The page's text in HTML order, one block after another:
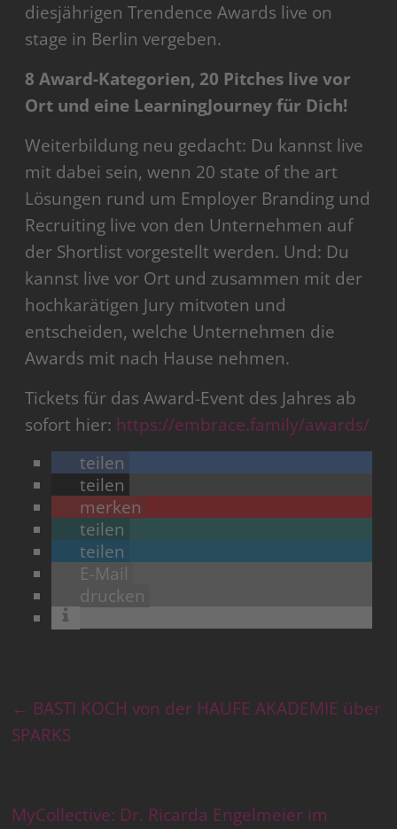
diesjährigen Trendence Awards live on
stage in Berlin vergeben.
8 Award-Kategorien, 20 Pitches live vor
Ort und eine LearningJourney für Dich!
Weiterbildung neu gedacht: Du kannst live
mit dabei sein, wenn 20 state of the art
Lösungen rund um Employer Branding und
Recruiting live von den Unternehmen auf
der Shortlist vorgestellt werden. Und: Du
kannst live vor Ort und zusammen mit der
hochkarätigen Jury mitvoten und
entscheiden, welche Unternehmen die
Awards mit nach Hause nehmen.
Tickets für das Award-Event des Jahres ab
sofort hier: https://embrace.family/awards/
teilen
teilen
merken
teilen
teilen
E-Mail
drucken
← BASTI KOCH von der HAUFE AKADEMIE über
SPARKS
MyCollective: Dr. Ricarda Engelmeier im